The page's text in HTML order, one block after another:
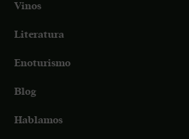
Vinos
Literatura
Enoturismo
Blog
Hablamos